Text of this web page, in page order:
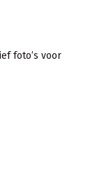
foto’s voor